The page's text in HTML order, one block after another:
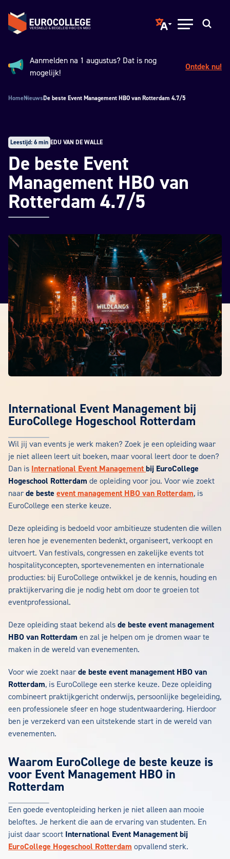
Spring naar hoofdinhoud
Terug naar de homepage
Translate page to
Open menu
Aankondiging:
Aanmelden na 1 augustus? Dat is nog
mogelijk!
Ontdek nu!
HomeNieuwsDe beste Event Management HBO van Rotterdam 4.7/5
Leestijd: 6 min EDU VAN DE WALLE
De beste Event
Management HBO van
Rotterdam 4.7/5
International Event Management bij
EuroCollege Hogeschool Rotterdam
Wil jij van events je werk maken? Zoek je een opleiding waar
je niet alleen leert uit boeken, maar vooral leert door te doen?
Dan is International Event Management bij EuroCollege
Hogeschool Rotterdam de opleiding voor jou. Voor wie zoekt
naar de beste event management HBO van Rotterdam, is
EuroCollege een sterke keuze.
Deze opleiding is bedoeld voor ambitieuze studenten die willen
leren hoe je evenementen bedenkt, organiseert, verkoopt en
uitvoert. Van festivals, congressen en zakelijke events tot
hospitalityconcepten, sportevenementen en internationale
producties: bij EuroCollege ontwikkel je de kennis, houding en
praktijkervaring die je nodig hebt om door te groeien tot
eventprofessional.
Deze opleiding staat bekend als de beste event management
HBO van Rotterdam en zal je helpen om je dromen waar te
maken in de wereld van evenementen.
Voor wie zoekt naar de beste event management HBO van
Rotterdam, is EuroCollege een sterke keuze. Deze opleiding
combineert praktijkgericht onderwijs, persoonlijke begeleiding,
een professionele sfeer en hoge studentwaardering. Hierdoor
ben je verzekerd van een uitstekende start in de wereld van
evenementen.
Waarom EuroCollege de beste keuze is
voor Event Management HBO in
Rotterdam
Een goede eventopleiding herken je niet alleen aan mooie
beloftes. Je herkent die aan de ervaring van studenten. En
juist daar scoort International Event Management bij
EuroCollege Hogeschool Rotterdam opvallend sterk.